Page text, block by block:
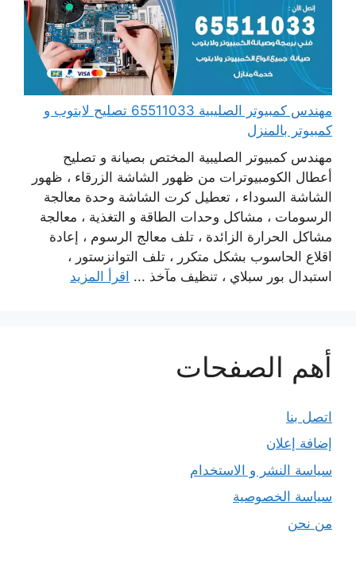
مهندس كمبيوتر الصليبية 65511033 تصليح لابتوب و
كمبيوتر بالمنزل
مهندس كمبيوتر الصليبية المختص بصيانة و تصليح
أعطال الكومبيوترات من ظهور الشاشة الزرقاء ، ظهور
الشاشة السوداء ، تعطيل كرت الشاشة وحدة معالجة
الرسومات ، مشاكل وحدات الطاقة و التغذية ، معالجة
مشاكل الحرارة الزائدة ، تلف معالج الرسوم ، إعادة
اقلاع الحاسوب بشكل متكرر ، تلف التوانزستور ،
استبدال بور سبلاي ، تنظيف مآخذ ... اقرأ المزيد
أهم الصفحات
اتصل بنا
إضافة إعلان
سياسة النشر و الاستخدام
سياسة الخصوصية
من نحن